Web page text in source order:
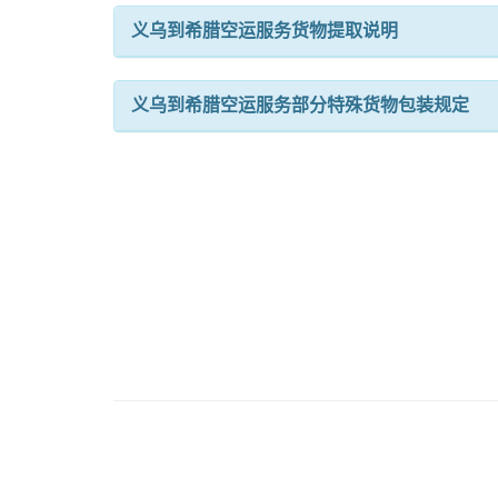
义乌到希腊空运服务货物提取说明
义乌到希腊空运服务部分特殊货物包装规定